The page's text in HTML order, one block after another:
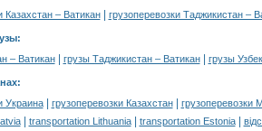
Казахстан – Ватикан| грузоперевозки Таджикистан –
:
– Ватикан| грузы Таджикистан – Ватикан| грузы
:
Украина| грузоперевозки Казахстан|
грузоперевозки
| transportation Lithuania| transportation Estonia|